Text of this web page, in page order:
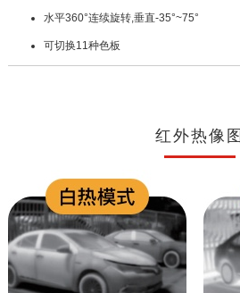
⽔平360°连续旋转,垂直-35°~75°
可切换11种⾊板
红外热像图